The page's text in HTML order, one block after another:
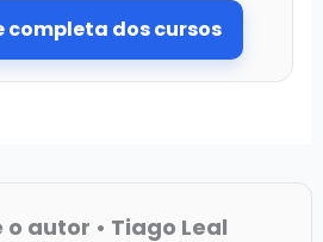
completa dos cursos
o autor • Tiago Leal